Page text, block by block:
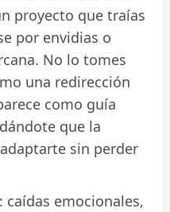
proyecto que traías
por envidias o
No lo tomes
una redirección
como guía
que la
sin perder
emocionales,